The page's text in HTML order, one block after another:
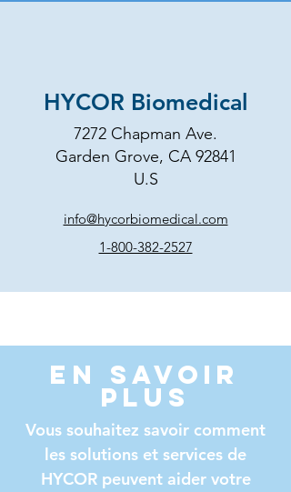
HYCOR Biomedical
7272 Chapman Ave.
Garden Grove, CA 92841
U.S
info@hycorbiomedical.com
1-800-382-2527
En savoir
plus
Vous souhaitez savoir comment
les solutions et services de
HYCOR peuvent aider votre